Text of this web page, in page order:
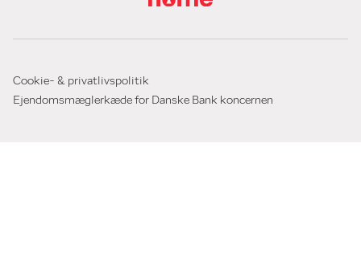
Cookie- & privatlivspolitik
Ejendomsmæglerkæde for Danske Bank koncernen